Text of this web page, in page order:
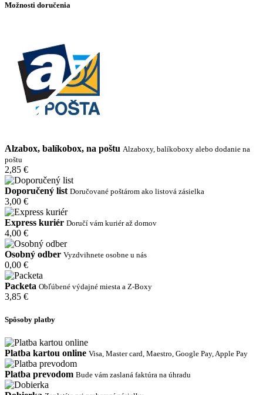
Možnosti doručenia
Alzabox, balíkobox, na poštu Alzaboxy, balíkoboxy alebo dodanie na
poštu
2,85 €
Doporučený list Doručované poštárom ako listová zásielka
3,00 €
Express kuriér Doručí vám kuriér až domov
4,00 €
Osobný odber Vyzdvihnete osobne u nás
0,00 €
Packeta Obľúbené výdajné miesta a Z-Boxy
3,85 €
Spôsoby platby
Platba kartou online Visa, Master card, Maestro, Google Pay, Apple Pay
Platba prevodom Bude vám zaslaná faktúra na úhradu